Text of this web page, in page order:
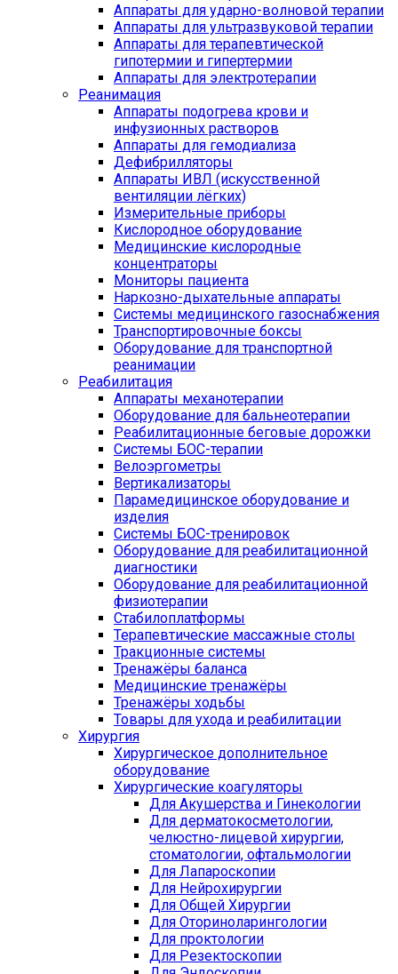
Аппараты для ударно-волновой терапии
Аппараты для ультразвуковой терапии
Аппараты для терапевтической
гипотермии и гипертермии
Аппараты для электротерапии
Реанимация
Аппараты подогрева крови и
инфузионных растворов
Аппараты для гемодиализа
Дефибрилляторы
Аппараты ИВЛ (искусственной
вентиляции лёгких)
Измерительные приборы
Кислородное оборудование
Медицинские кислородные
концентраторы
Мониторы пациента
Наркозно-дыхательные аппараты
Системы медицинского газоснабжения
Транспортировочные боксы
Оборудование для транспортной
реанимации
Реабилитация
Аппараты механотерапии
Оборудование для бальнеотерапии
Реабилитационные беговые дорожки
Системы БОС-терапии
Велоэргометры
Вертикализаторы
Парамедицинское оборудование и
изделия
Системы БОС-тренировок
Оборудование для реабилитационной
диагностики
Оборудование для реабилитационной
физиотерапии
Стабилоплатформы
Терапевтические массажные столы
Тракционные системы
Тренажёры баланса
Медицинские тренажёры
Тренажёры ходьбы
Товары для ухода и реабилитации
Хирургия
Хирургическое дополнительное
оборудование
Хирургические коагуляторы
Для Акушерства и Гинекологии
Для дерматокосметологии,
челюстно-лицевой хирургии,
стоматологии, офтальмологии
Для Лапароскопии
Для Нейрохирургии
Для Общей Хирургии
Для Оториноларингологии
Для проктологии
Для Резектоскопии